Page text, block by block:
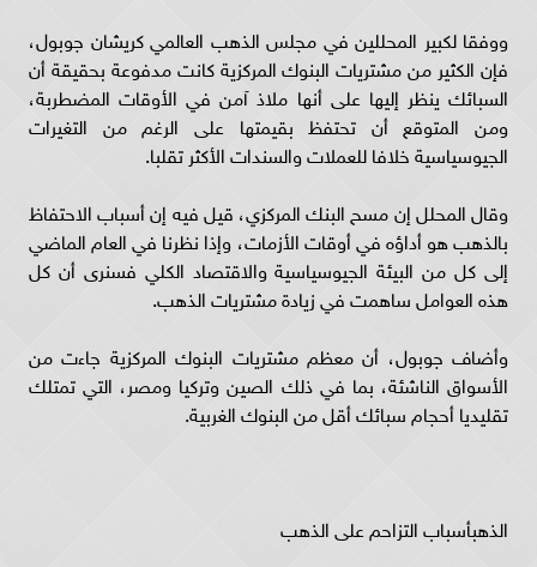
ووفقا لكبير المحللين في مجلس الذهب العالمي كريشان جوبول،
فإن الكثير من مشتريات البنوك المركزية كانت مدفوعة بحقيقة أن
السبائك ينظر إليها على أنها ملاذ آمن في الأوقات المضطربة،
ومن المتوقع أن تحتفظ بقيمتها على الرغم من التغيرات
الجيوسياسية خلافا للعملات والسندات الأكثر تقلبا.
وقال المحلل إن مسح البنك المركزي، قيل فيه إن أسباب الاحتفاظ
بالذهب هو أداؤه في أوقات الأزمات، وإذا نظرنا في العام الماضي
إلى كل من البيئة الجيوسياسية والاقتصاد الكلي فسنرى أن كل
هذه العوامل ساهمت في زيادة مشتريات الذهب.
وأضاف جوبول، أن معظم مشتريات البنوك المركزية جاءت من
الأسواق الناشئة، بما في ذلك الصين وتركيا ومصر، التي تمتلك
تقليديا أحجام سبائك أقل من البنوك الغربية.
الذهبأسباب التزاحم على الذهب